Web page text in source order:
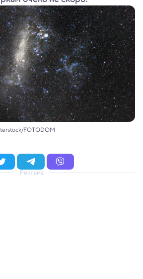
FOTODOM
Реклама